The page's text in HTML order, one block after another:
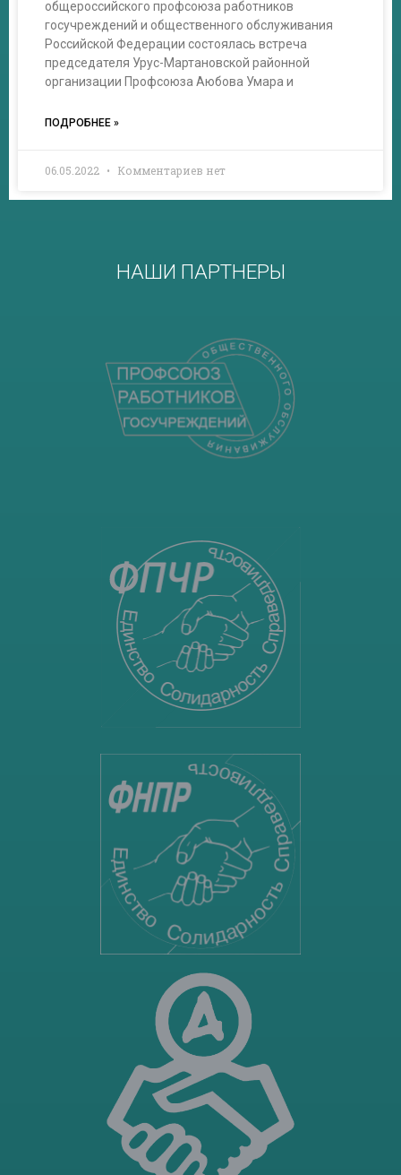
общероссийского профсоюза работников
госучреждений и общественного обслуживания
Российской Федерации состоялась встреча
председателя Урус-Мартановской районной
организации Профсоюза Аюбова Умара и
ПОДРОБНЕЕ »
06.05.2022 Комментариев нет
НАШИ ПАРТНЕРЫ